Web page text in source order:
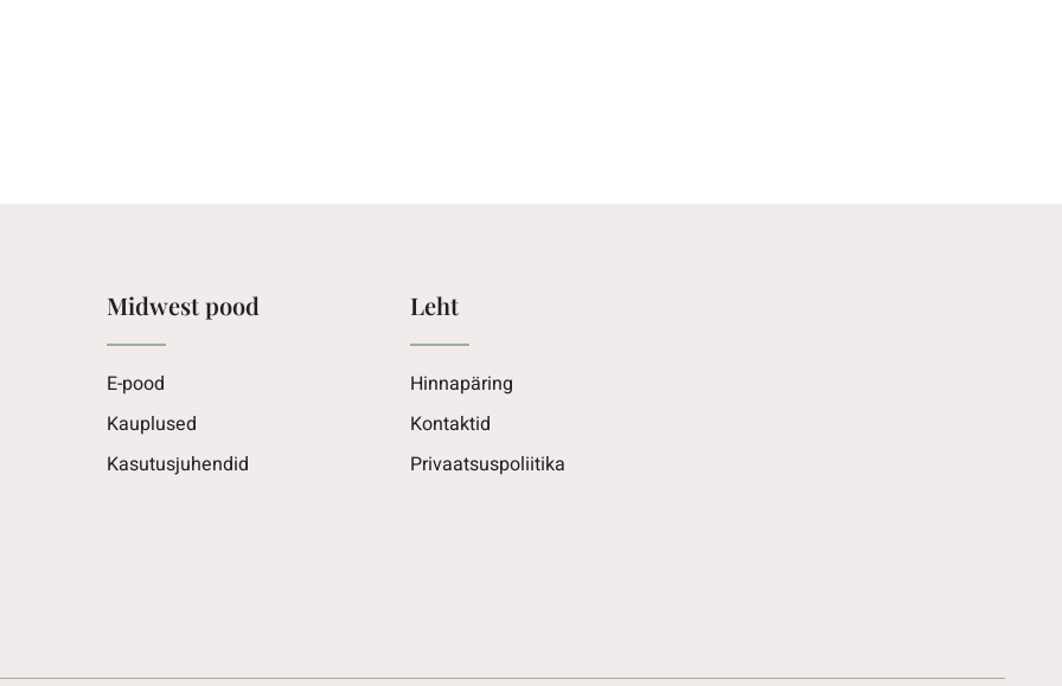
Midwest pood
E-pood
Kauplused
Kasutusjuhendid
Leht
Hinnapäring
Kontaktid
Privaatsuspoliitika